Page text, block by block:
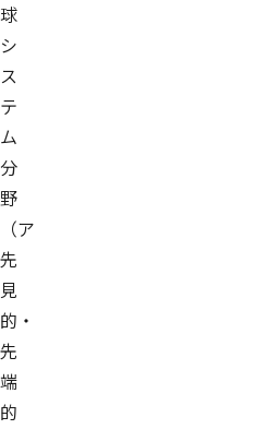
球
シ
ス
テ
ム
分
野
（ア
先
見
的・
先
端
的